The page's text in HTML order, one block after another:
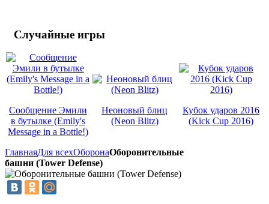
Случайные игры
Сообщение Эмили
в бутылке (Emily's
Message in a Bottle!)
Неоновый блиц
(Neon Blitz)
Кубок ударов 2016
(Kick Cup 2016)
ГлавнаяДля всехОборонаОборонительные
башни (Tower Defense)